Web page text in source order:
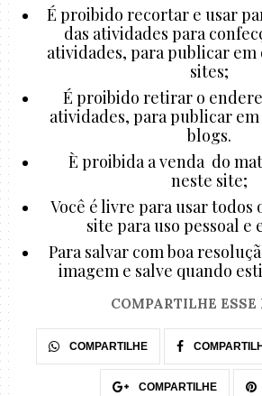
É proibido recortar e usar
das atividades para
atividades, para publicar em
sites;
É proibido retirar o
atividades, para publicar
blogs.
È proibida a venda do
neste site;
Você é livre para usar todos
site para uso pessoal e
Para salvar com boa
imagem e salve quando
COMPARTILHE ESSE
COMPARTILHE
COMPARTILHE